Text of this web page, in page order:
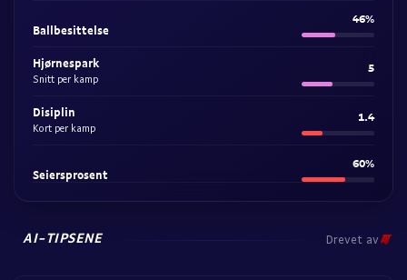
Ballbesittelse
46%
Hjørnespark
Snitt per kamp
5
Disiplin
Kort per kamp
1.4
Seiersprosent
60%
AI-TIPSENE Drevet av